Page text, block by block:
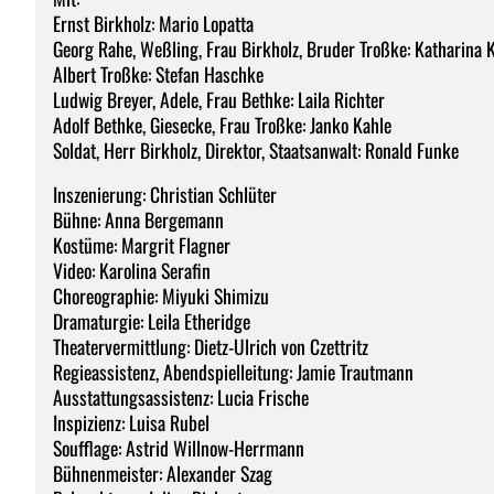
Ernst Birkholz: Mario Lopatta
Georg Rahe, Weßling, Frau Birkholz, Bruder Troßke: Katharina
Albert Troßke: Stefan Haschke
Ludwig Breyer, Adele, Frau Bethke: Laila Richter
Adolf Bethke, Giesecke, Frau Troßke: Janko Kahle
Soldat, Herr Birkholz, Direktor, Staatsanwalt: Ronald Funke
Inszenierung: Christian Schlüter
Bühne: Anna Bergemann
Kostüme: Margrit Flagner
Video: Karolina Serafin
Choreographie: Miyuki Shimizu
Dramaturgie: Leila Etheridge
Theatervermittlung: Dietz-Ulrich von Czettritz
Regieassistenz, Abendspielleitung: Jamie Trautmann
Ausstattungsassistenz: Lucia Frische
Inspizienz: Luisa Rubel
Soufflage: Astrid Willnow-Herrmann
Bühnenmeister: Alexander Szag